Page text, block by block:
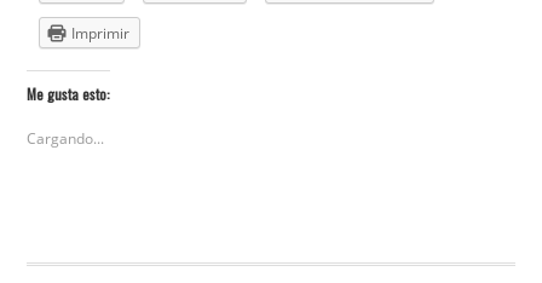
Imprimir
Me gusta esto:
Cargando...